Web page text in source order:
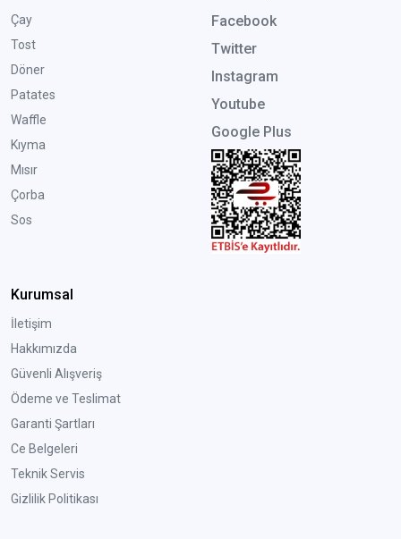
Çay
Tost
Döner
Patates
Waffle
Kıyma
Mısır
Çorba
Sos
Facebook
Twitter
Instagram
Youtube
Google Plus
Kurumsal
İletişim
Hakkımızda
Güvenli Alışveriş
Ödeme ve Teslimat
Garanti Şartları
Ce Belgeleri
Teknik Servis
Gizlilik Politikası